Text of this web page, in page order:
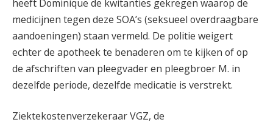
heeft Dominique de kwitanties gekregen waarop de
medicijnen tegen deze SOA’s (seksueel overdraagbare
aandoeningen) staan vermeld. De politie weigert
echter de apotheek te benaderen om te kijken of op
de afschriften van pleegvader en pleegbroer M. in
dezelfde periode, dezelfde medicatie is verstrekt.
Ziektekostenverzekeraar VGZ, de